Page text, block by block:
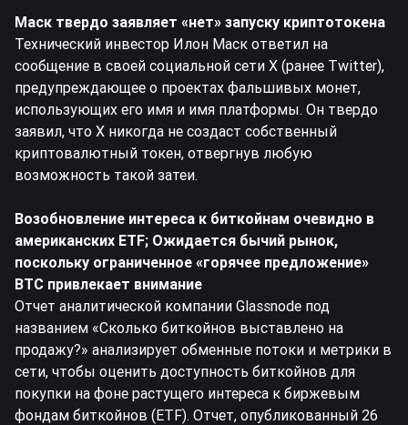
Маск твердо заявляет «нет» запуску криптотокена
Технический инвестор Илон Маск ответил на
сообщение в своей социальной сети X (ранее Twitter),
предупреждающее о проектах фальшивых монет,
использующих его имя и имя платформы. Он твердо
заявил, что X никогда не создаст собственный
криптовалютный токен, отвергнув любую
возможность такой затеи.
Возобновление интереса к биткойнам очевидно в
американских ETF; Ожидается бычий рынок,
поскольку ограниченное «горячее предложение»
BTC привлекает внимание
Отчет аналитической компании Glassnode под
названием «Сколько биткойнов выставлено на
продажу?» анализирует обменные потоки и метрики в
сети, чтобы оценить доступность биткойнов для
покупки на фоне растущего интереса к биржевым
фондам биткойнов (ETF). Отчет, опубликованный 26